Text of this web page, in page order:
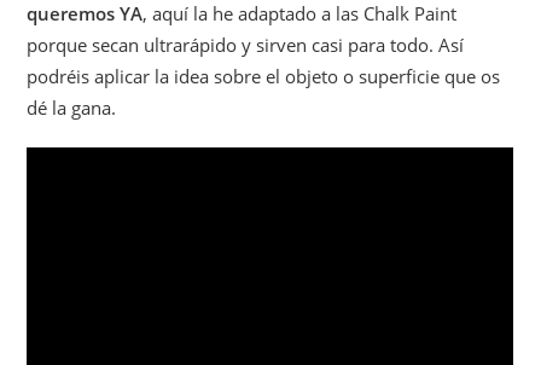
queremos YA, aquí la he adaptado a las Chalk Paint
porque secan ultrarápido y sirven casi para todo. Así
podréis aplicar la idea sobre el objeto o superficie que os
dé la gana.